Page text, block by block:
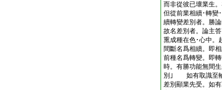
而非從彼已壞業生
但從前業相續･轉
續轉變差別者。
故名差別者。論主
熏成種在色･心中。
間斷名爲相續。即
前種名爲轉變。即
時。有勝功能無間
別｣ 如有取識至
差別顯業先受。如